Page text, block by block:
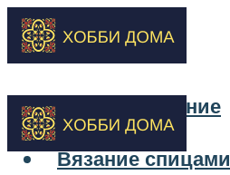
Бисероплетение
Вышивка
Вязание спицами